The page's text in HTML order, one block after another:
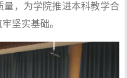
量，为学院推进本科教学合
坚实基础。